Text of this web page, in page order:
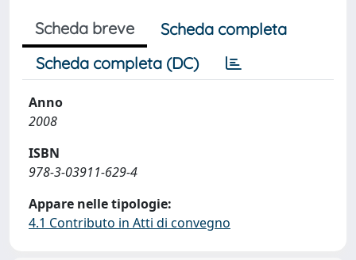
Scheda breve
Scheda completa
Scheda completa (DC)
Anno
2008
ISBN
978-3-03911-629-4
Appare nelle tipologie:
4.1 Contributo in Atti di convegno